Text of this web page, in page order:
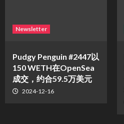
Newsletter
Pudgy Penguin #2447以
150 WETH在OpenSea
成交，约合59.5万美元
2024-12-16